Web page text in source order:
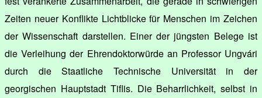
Zeiten neuer Konflikte Lichtblicke für Menschen im Zeichen
der Wissenschaft darstellen. Einer der jüngsten Belege ist
die Verleihung der Ehrendoktorwürde an Professor Ungvári
durch die Staatliche Technische Universität in der
georgischen Hauptstadt Tiflis. Die Beharrlichkeit, selbst in